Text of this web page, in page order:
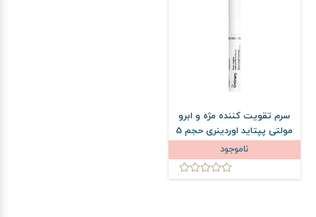
سرم تقویت کننده مژه و ابرو
مولتی پپتاید اوردینری حجم 5
میلی لیتر
ناموجود